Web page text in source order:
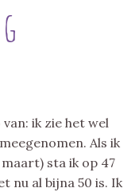
ik zie het wel
Als ik
sta ik op 47
nu al bijna 50 is. Ik